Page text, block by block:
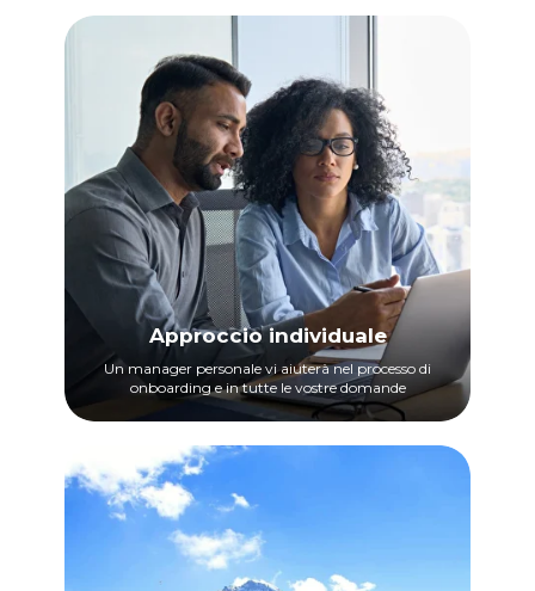
Approccio individuale
Un manager personale vi aiuterà nel processo di
onboarding e in tutte le vostre domande